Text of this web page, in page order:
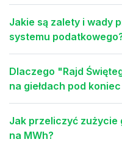
Jakie są zalety i wady
systemu
Dlaczego "Rajd
na giełdach pod
Jak przeliczyć zużycie
na MWh?